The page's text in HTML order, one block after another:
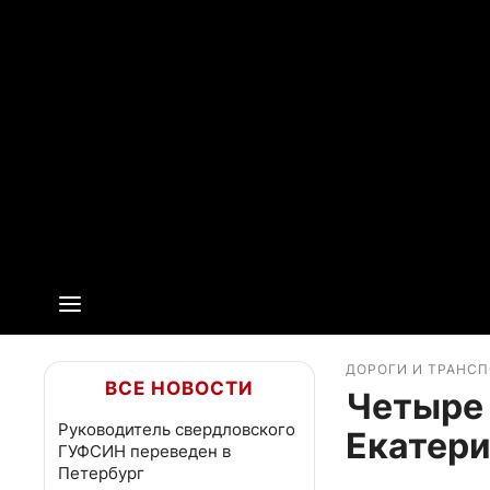
ВСЕ НОВОСТИ
Руководитель свердловского
ГУФСИН переведен в
Петербург
ДОРОГИ И
Четыре